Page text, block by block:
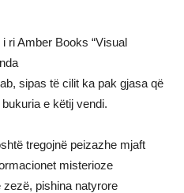
ri Amber Books “Visual
sipas të cilit ka pak gjasa që
e këtij vendi.
tregojnë peizazhe mjaft
misterioze
pishina natyrore